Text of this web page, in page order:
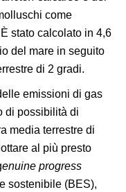
come
stato calcolato in 4,6
del mare in seguito
di 2 gradi.
emissioni di gas
di possibilità di
media terrestre di
al più presto
enuine progress
sostenibile (BES),